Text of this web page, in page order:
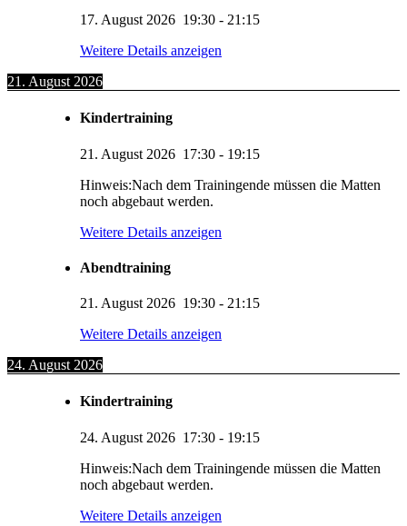
17. August 2026 19:30 - 21:15
Weitere Details anzeigen
21. August 2026
Kindertraining
21. August 2026 17:30 - 19:15
Hinweis:Nach dem Trainingende müssen die Matten
noch abgebaut werden.
Weitere Details anzeigen
Abendtraining
21. August 2026 19:30 - 21:15
Weitere Details anzeigen
24. August 2026
Kindertraining
24. August 2026 17:30 - 19:15
Hinweis:Nach dem Trainingende müssen die Matten
noch abgebaut werden.
Weitere Details anzeigen